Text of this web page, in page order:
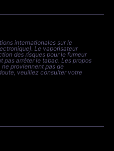
internationales sur le
Le vaporisateur
des risques pour le fumeur
pas arrêter le tabac. Les propos
proviennent pas de
veuillez consulter votre